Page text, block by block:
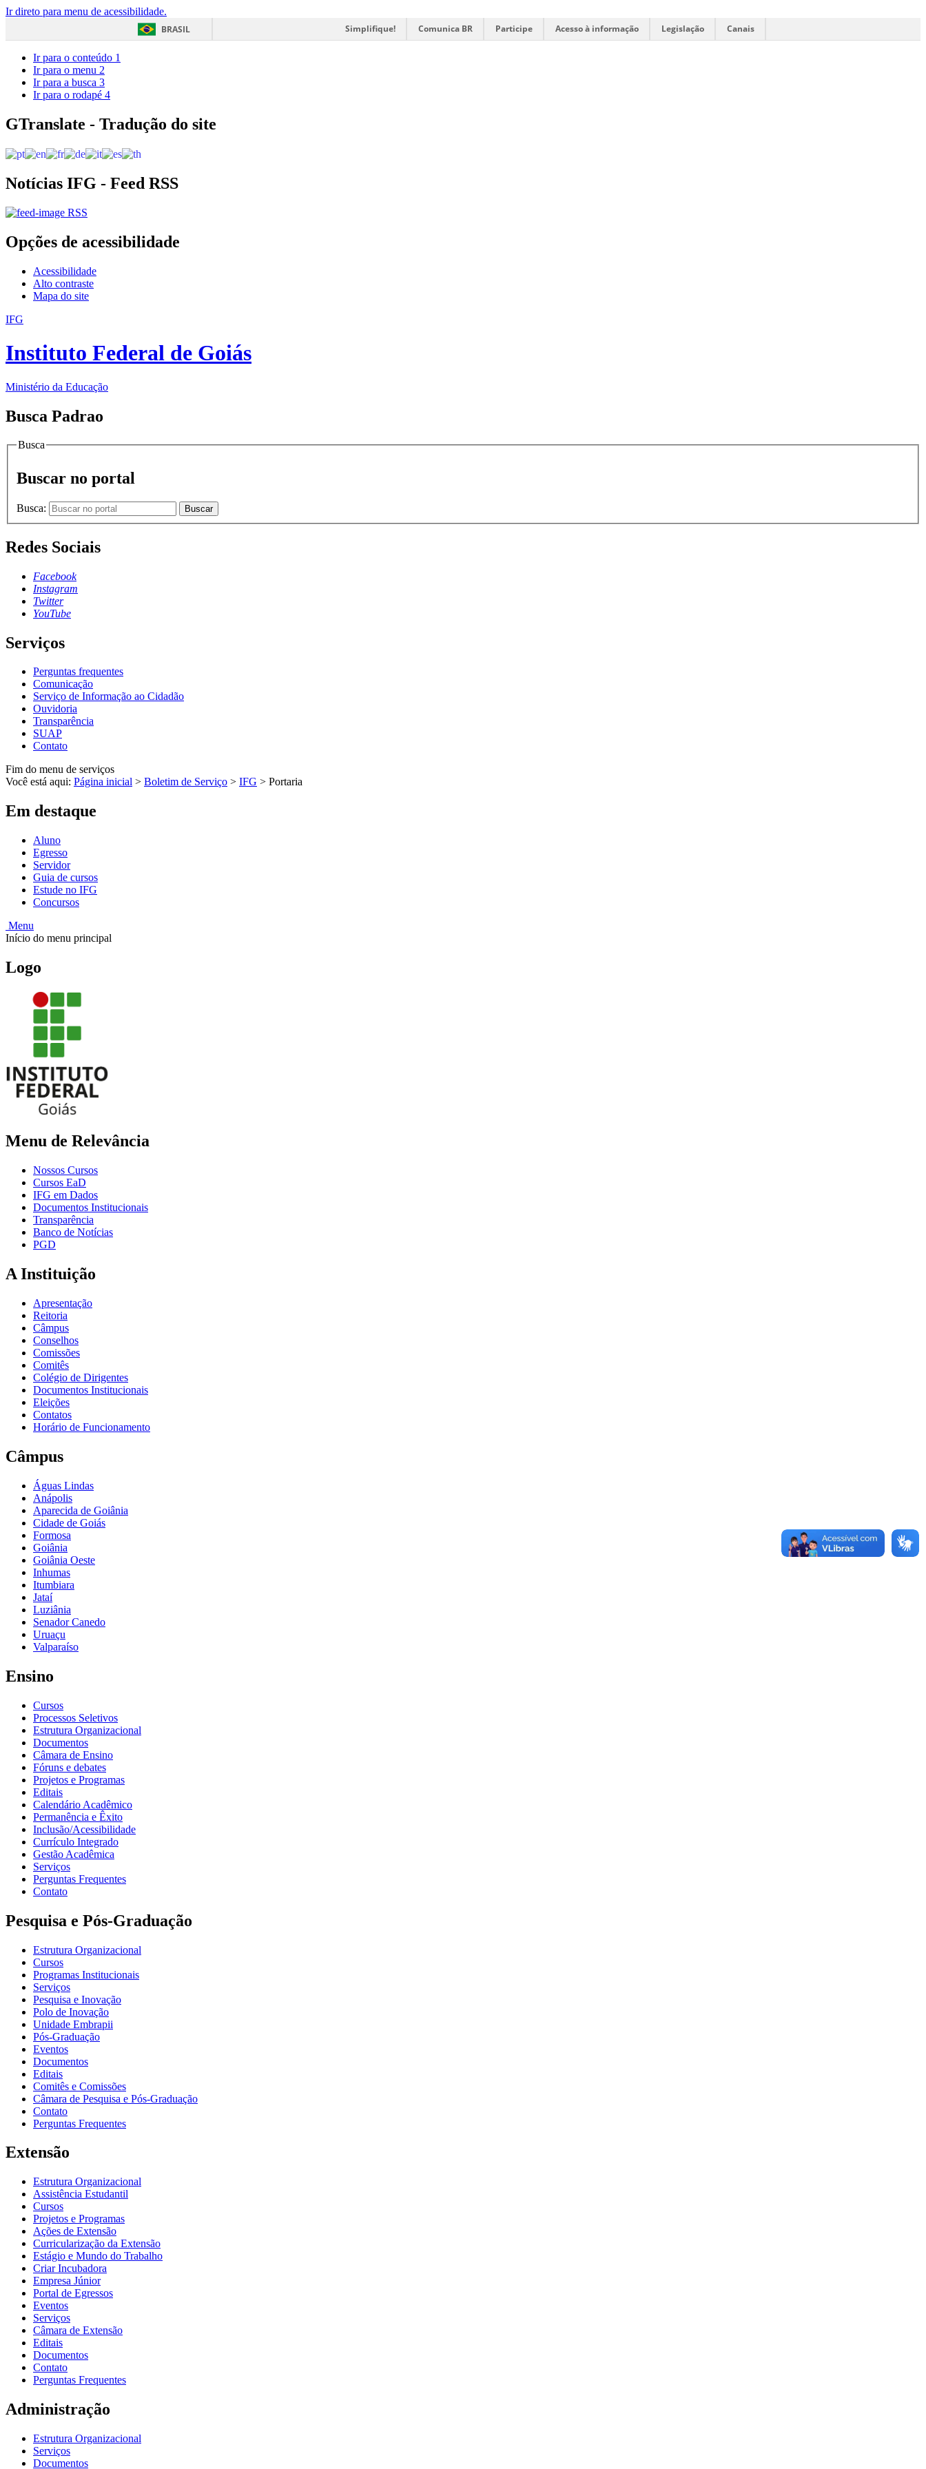
Ir direto para menu de acessibilidade.
BRASIL
Simplifique! Comunica BR Participe Acesso à informação Legislação Canais
Ir para o conteúdo 1
Ir para o menu 2
Ir para a busca 3
Ir para o rodapé 4
GTranslate - Tradução do site
Notícias IFG - Feed RSS
RSS
Opções de acessibilidade
Acessibilidade
Alto contraste
Mapa do site
IFG
Instituto Federal de Goiás
Ministério da Educação
Busca Padrao
Busca
Buscar no portal
Busca: Buscar
Redes Sociais
Facebook
Instagram
Twitter
YouTube
Serviços
Perguntas frequentes
Comunicação
Serviço de Informação ao Cidadão
Ouvidoria
Transparência
SUAP
Contato
Fim do menu de serviços
Você está aqui: Página inicial > Boletim de Serviço > IFG > Portaria
Em destaque
Aluno
Egresso
Servidor
Guia de cursos
Estude no IFG
Concursos
Menu
Início do menu principal
Logo
Menu de Relevância
Nossos Cursos
Cursos EaD
IFG em Dados
Documentos Institucionais
Transparência
Banco de Notícias
PGD
A Instituição
Apresentação
Reitoria
Câmpus
Conselhos
Comissões
Comitês
Colégio de Dirigentes
Documentos Institucionais
Eleições
Contatos
Horário de Funcionamento
Câmpus
Águas Lindas
Anápolis
Aparecida de Goiânia
Cidade de Goiás
Formosa
Goiânia
Goiânia Oeste
Inhumas
Itumbiara
Jataí
Luziânia
Senador Canedo
Uruaçu
Valparaíso
Ensino
Cursos
Processos Seletivos
Estrutura Organizacional
Documentos
Câmara de Ensino
Fóruns e debates
Projetos e Programas
Editais
Calendário Acadêmico
Permanência e Êxito
Inclusão/Acessibilidade
Currículo Integrado
Gestão Acadêmica
Serviços
Perguntas Frequentes
Contato
Pesquisa e Pós-Graduação
Estrutura Organizacional
Cursos
Programas Institucionais
Serviços
Pesquisa e Inovação
Polo de Inovação
Unidade Embrapii
Pós-Graduação
Eventos
Documentos
Editais
Comitês e Comissões
Câmara de Pesquisa e Pós-Graduação
Contato
Perguntas Frequentes
Extensão
Estrutura Organizacional
Assistência Estudantil
Cursos
Projetos e Programas
Ações de Extensão
Curricularização da Extensão
Estágio e Mundo do Trabalho
Criar Incubadora
Empresa Júnior
Portal de Egressos
Eventos
Serviços
Câmara de Extensão
Editais
Documentos
Contato
Perguntas Frequentes
Administração
Estrutura Organizacional
Serviços
Documentos